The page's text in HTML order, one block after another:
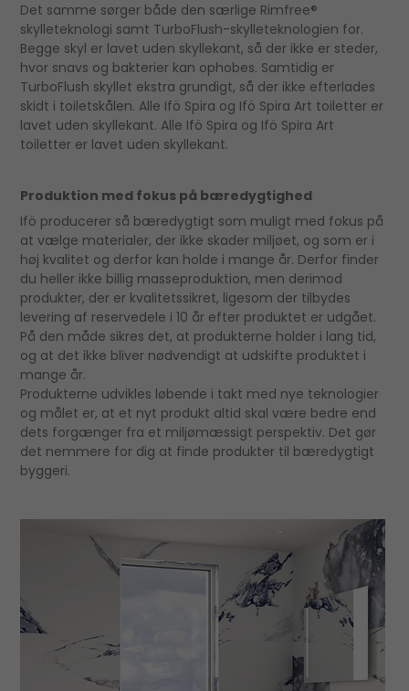
Det samme sørger både den særlige Rimfree®
skylleteknologi samt TurboFlush-skylleteknologien for.
Begge skyl er lavet uden skyllekant, så der ikke er steder,
hvor snavs og bakterier kan ophobes. Samtidig er
TurboFlush skyllet ekstra grundigt, så der ikke efterlades
skidt i toiletskålen. Alle Ifö Spira og Ifö Spira Art toiletter er
lavet uden skyllekant. Alle Ifö Spira og Ifö Spira Art
toiletter er lavet uden skyllekant.
Produktion med fokus på bæredygtighed
Ifö producerer så bæredygtigt som muligt med fokus på
at vælge materialer, der ikke skader miljøet, og som er i
høj kvalitet og derfor kan holde i mange år. Derfor finder
du heller ikke billig masseproduktion, men derimod
produkter, der er kvalitetssikret, ligesom der tilbydes
levering af reservedele i 10 år efter produktet er udgået.
På den måde sikres det, at produkterne holder i lang tid,
og at det ikke bliver nødvendigt at udskifte produktet i
mange år.
Produkterne udvikles løbende i takt med nye teknologier
og målet er, at et nyt produkt altid skal være bedre end
dets forgænger fra et miljømæssigt perspektiv. Det gør
det nemmere for dig at finde produkter til bæredygtigt
byggeri.